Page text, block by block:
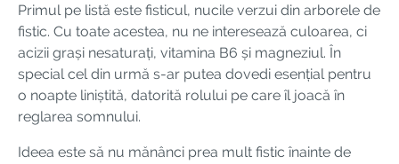
Primul pe listă este fisticul, nucile verzui din arborele de
fistic. Cu toate acestea, nu ne interesează culoarea, ci
acizii grași nesaturați, vitamina B6 și magneziul. În
special cel din urmă s-ar putea dovedi esențial pentru
o noapte liniștită, datorită rolului pe care îl joacă în
reglarea somnului.
Ideea este să nu mănânci prea mult fistic înainte de